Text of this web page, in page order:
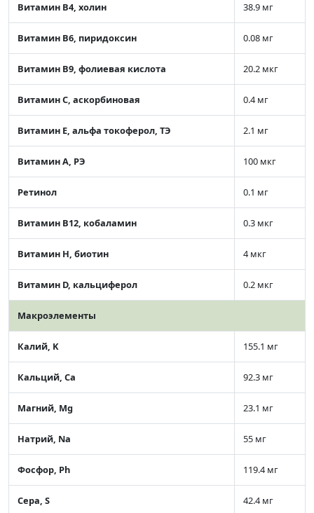
Витамин В4, холин 38.9 мг
Витамин В6, пиридоксин 0.08 мг
Витамин В9, фолиевая кислота 20.2 мкг
Витамин C, аскорбиновая 0.4 мг
Витамин Е, альфа токоферол, ТЭ 2.1 мг
Витамин А, РЭ 100 мкг
Ретинол 0.1 мг
Витамин В12, кобаламин 0.3 мкг
Витамин Н, биотин 4 мкг
Витамин D, кальциферол 0.2 мкг
Макроэлементы
Калий, K 155.1 мг
Кальций, Ca 92.3 мг
Магний, Mg 23.1 мг
Натрий, Na 55 мг
Фосфор, Ph 119.4 мг
Сера, S 42.4 мг